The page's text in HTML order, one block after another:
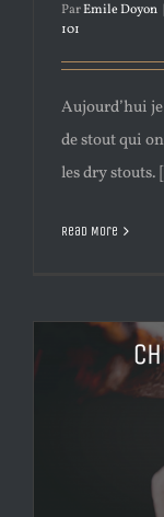
ParEmile Doyon
101
Aujourd’hui
de stout qui
les dry stouts.
Read More